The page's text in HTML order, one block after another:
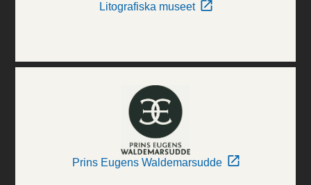
Litografiska museet
Prins Eugens Waldemarsudde